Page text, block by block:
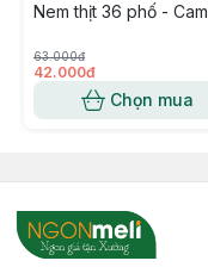
Nem thịt 36 phố - Cam
63.000đ
42.000đ
Chọn mua